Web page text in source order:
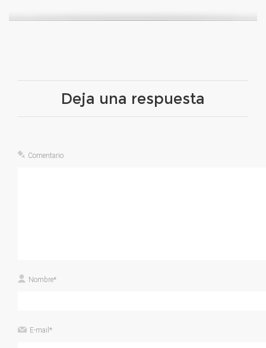
Deja una respuesta
Comentario
Nombre*
E-mail *